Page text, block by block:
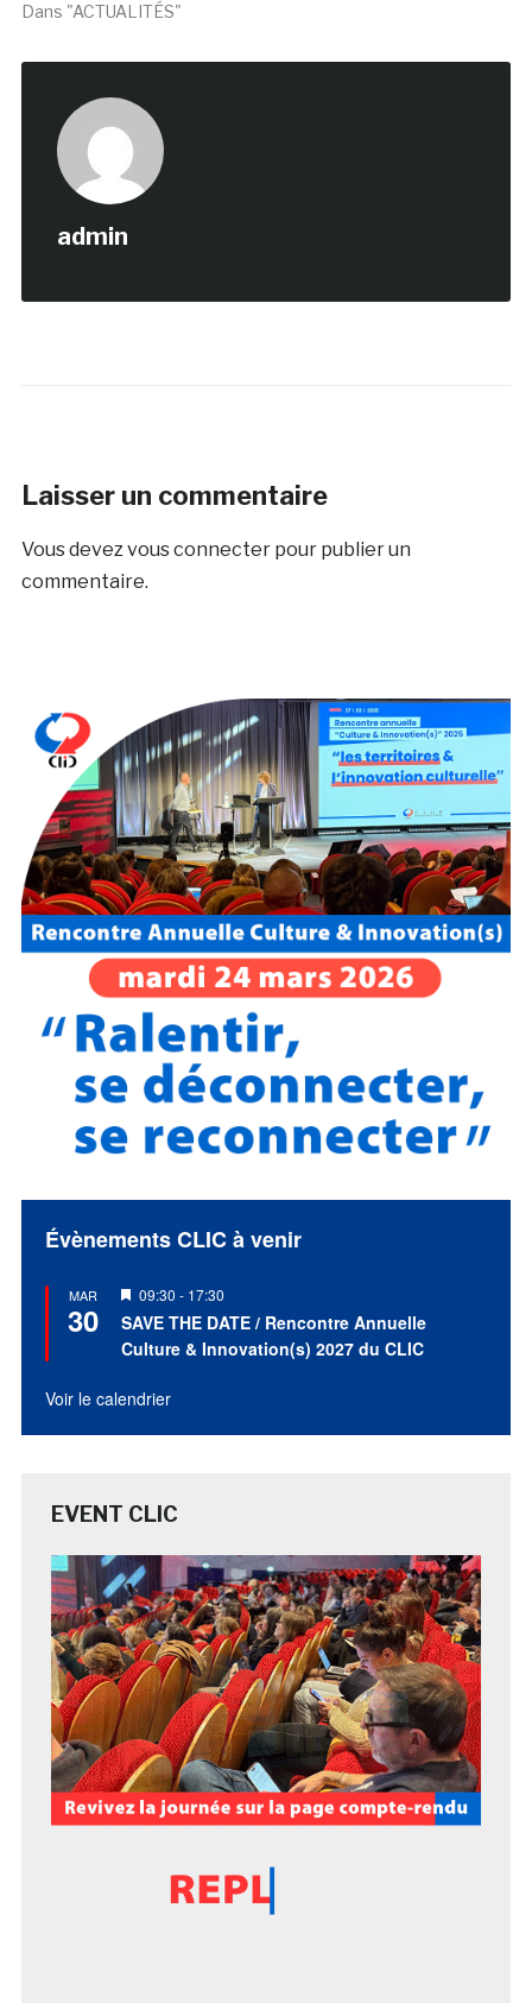
Dans "ACTUALITÉS"
admin
Laisser un commentaire
Vous devezvous connecterpour publier un
commentaire.
Évènements CLIC à venir
MAR
30
Mis
en
avant
09:30 - 17:30
SAVE THE DATE / Rencontre Annuelle
Culture & Innovation(s) 2027 du CLIC
Voir le calendrier
EVENT CLIC